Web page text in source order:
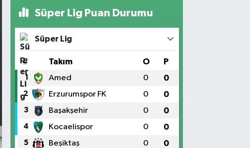
Süper Lig Puan Durumu
Süper Lig
# Takım O P
1 Amed 0 0
2 Erzurumspor FK 0 0
3 Başakşehir 0 0
4 Kocaelispor 0 0
5 Beşiktaş 0 0